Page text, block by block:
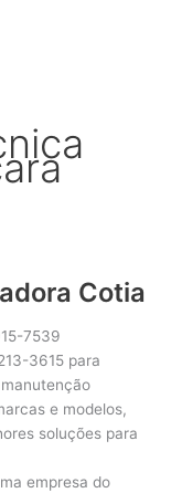
Cotia
7539
3615 para
e modelos,
soluções para
empresa do